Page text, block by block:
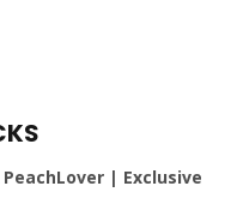
| Exclusive